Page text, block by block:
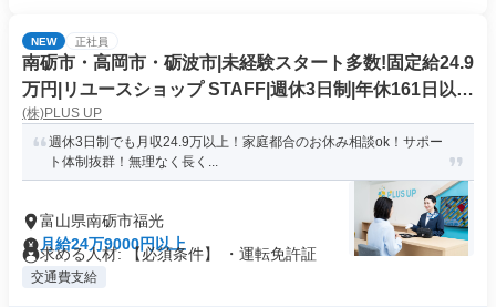
NEW 正社員
南砺市・高岡市・砺波市|未経験スタート多数!固定給24.9
万円|リユースショップ STAFF|週休3日制|年休161日以
上|土・日+平日1日お休み
(株)PLUS UP
週休3日制でも月収24.9万以上！家庭都合のお休み相談ok！サポー
ト体制抜群！無理なく長く...
富山県南砺市福光
月給24万9000円以上
求める人材: 【必須条件】 ・運転免許証
交通費支給